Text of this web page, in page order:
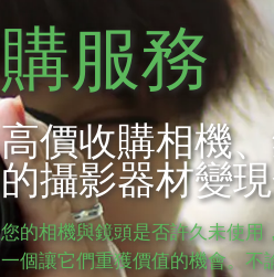
購服務
高價收購相機
的攝影器材變
您的相機與鏡頭是否許久未使用
一個讓它們重獲價值的機會。